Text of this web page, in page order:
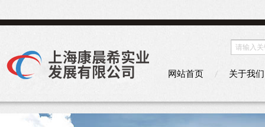
网站首页 关于我们